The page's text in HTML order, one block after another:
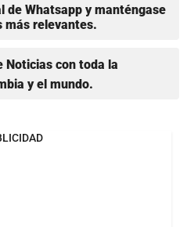
de Whatsapp y manténgase
más relevantes.
Noticias con toda la
y el mundo.